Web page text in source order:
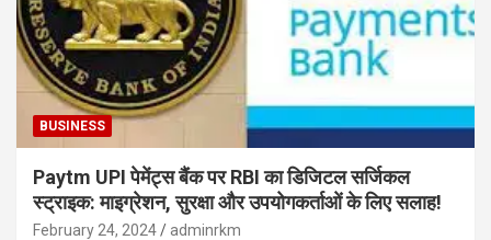
BUSINESS
Paytm UPI पेमेंट्स बैंक पर RBI का डिजिटल सर्जिकल
स्ट्राइक: माइग्रेशन, सुरक्षा और उपयोगकर्ताओं के लिए सलाह!
February 24, 2024 adminrkm